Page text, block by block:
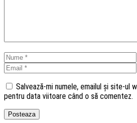
Salvează-mi numele, emailul și site-ul
pentru data viitoare când o să comentez.